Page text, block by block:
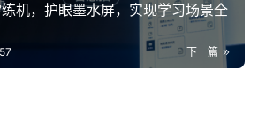
机，护眼墨水屏，实现学习场景全
下一篇